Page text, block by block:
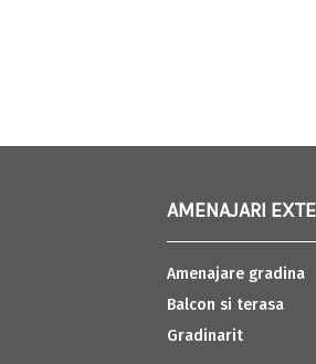
AMENAJARI
Amenajare gradina
Balcon si terasa
Gradinarit